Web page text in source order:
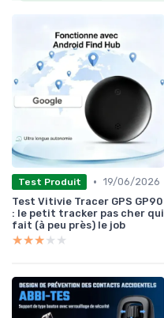
Test Produit • 19/06/2026
Test Vitivie Tracer GPS GP90
: le petit tracker pas cher qui
fait (à peu près) le job
★★★★★
★★★★★